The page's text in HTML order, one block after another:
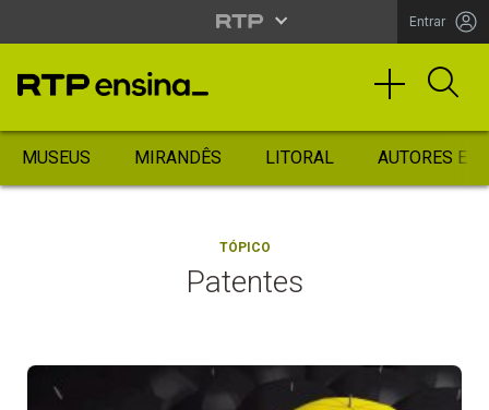
Entrar
MUSEUS MIRANDÊS LITORAL AUTORES
TÓPICO
Patentes